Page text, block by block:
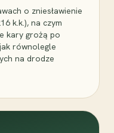
o zniesławienie
k.k.), na czym
kary grożą po
równolegle
na drodze